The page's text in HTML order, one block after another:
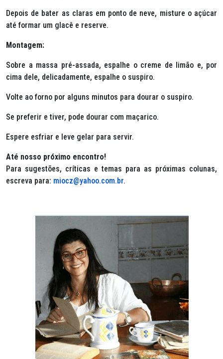
Depois de bater as claras em ponto de neve, misture o açúcar
até formar um glacê e reserve.
Montagem:
Sobre a massa pré-assada, espalhe o creme de limão e, por
cima dele, delicadamente, espalhe o suspiro.
Volte ao forno por alguns minutos para dourar o suspiro.
Se preferir e tiver, pode dourar com maçarico.
Espere esfriar e leve gelar para servir.
Até nosso próximo encontro!
Para sugestões, críticas e temas para as próximas colunas,
escreva para: miocz@yahoo.com.br.